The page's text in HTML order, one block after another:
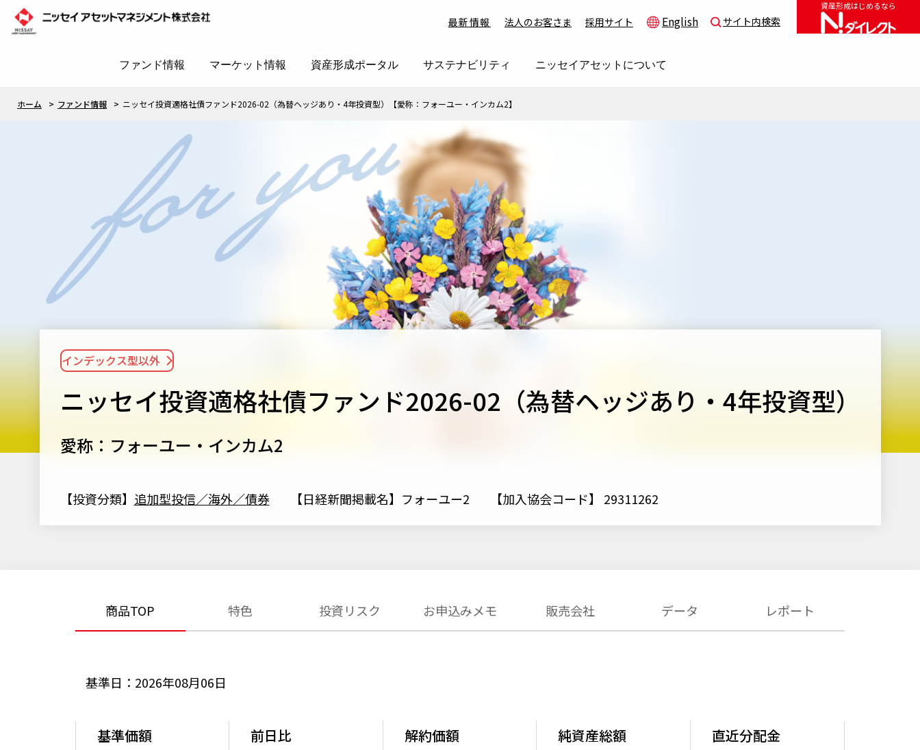
最新情報 法人のお客さま 採用サイト English サイト内検索
ファンド情報 マーケット情報 資産形成ポータル サステナビリティ ニッセイアセットについて
資産形成はじめるなら
ホーム ファンド情報 ニッセイ投資適格社債ファンド2026-02（為替ヘッジあり・4年投資型）【愛称：フォーユー・インカム2】
ニッセイ投資適格社債ファンド2026-02（為替ヘッジあり・4年投資型）
愛称：フォーユー・インカム2
インデックス型以外
【投資分類】 追加型投信／海外／債券 【日経新聞掲載名】フォーユー2 【加入協会コード】 29311262
商品TOP 特色 投資リスク お申込みメモ 販売会社 データ レポート
基準日：2026年08月06日
基準価額 前日比 解約価額 純資産総額 直近分配金